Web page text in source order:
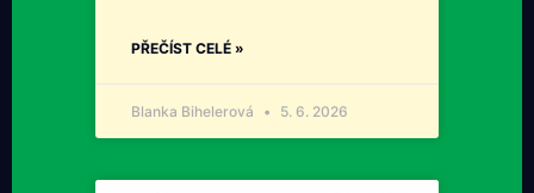
PŘEČÍST CELÉ »
Blanka Bihelerová 5. 6. 2026